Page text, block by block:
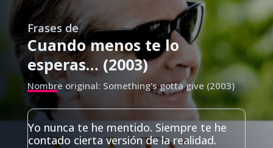
Frases de
Cuando menos te lo
esperas… (2003)
Nombre original: Something's gotta give (2003)
Yo nunca te he mentido. Siempre te he
contado cierta versión de la realidad.